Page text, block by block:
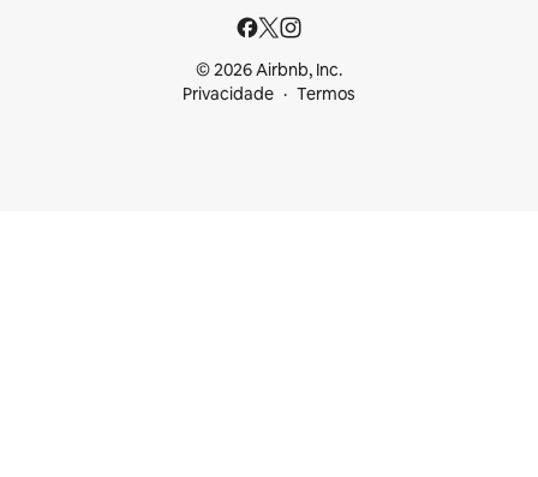
© 2026 Airbnb, Inc.
Privacidade
Termos